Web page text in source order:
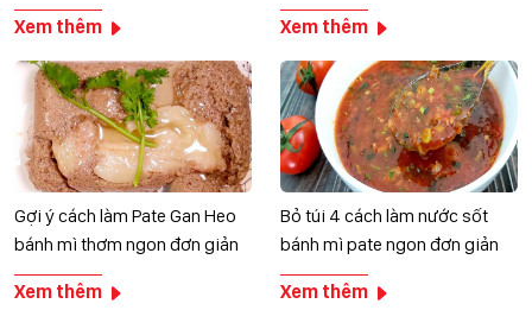
Xem thêm Xem thêm
Gợi ý cách làm Pate Gan Heo
bánh mì thơm ngon đơn giản
Xem thêm
Bỏ túi 4 cách làm nước sốt
bánh mì pate ngon đơn giản
Xem thêm